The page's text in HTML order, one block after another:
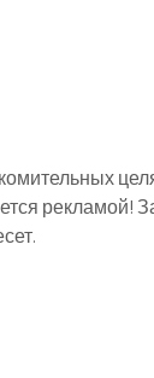
рекламой!